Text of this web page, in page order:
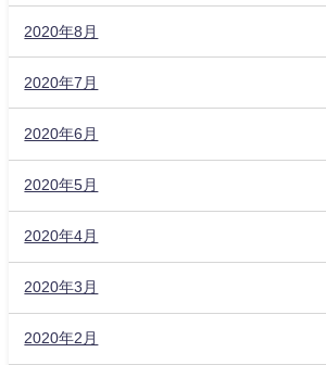
2020年8月
2020年7月
2020年6月
2020年5月
2020年4月
2020年3月
2020年2月